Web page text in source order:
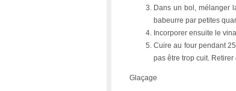
Dans un bol, mélanger
babeurre par petites
Incorporer ensuite le
Cuire au four pendant
pas être trop cuit.
Glaçage